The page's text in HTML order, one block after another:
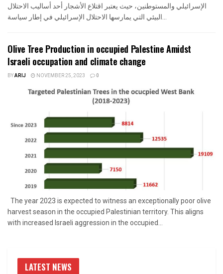
الإسرائيلي والمستوطنين، حيث يعتبر اقتلاع الأشجار أحد أساليب الاحتلال
البيئي التي يمارسها الاحتلال الإسرائيلي في إطار سياسة...
Olive Tree Production in occupied Palestine Amidst
Israeli occupation and climate change
BYARIJ NOVEMBER 25, 2023 0
The year 2023 is expected to witness an exceptionally poor olive
harvest season in the occupied Palestinian territory. This aligns
with increased Israeli aggression in the occupied...
LATEST NEWS